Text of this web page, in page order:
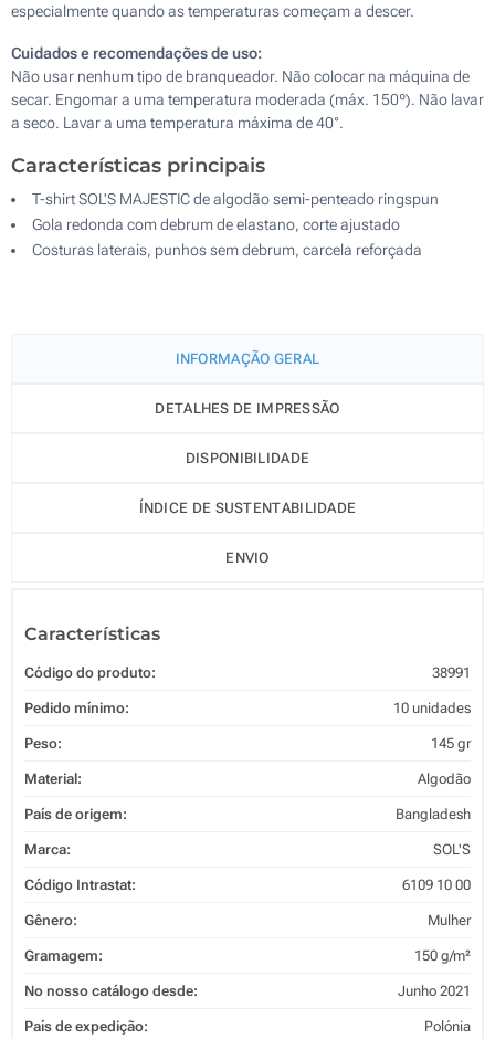
especialmente quando as temperaturas começam a descer.
Cuidados e recomendações de uso:
Não usar nenhum tipo de branqueador. Não colocar na máquina de
secar. Engomar a uma temperatura moderada (máx. 150º). Não lavar
a seco. Lavar a uma temperatura máxima de 40°.
Características principais
T-shirt SOL'S MAJESTIC de algodão semi-penteado ringspun
Gola redonda com debrum de elastano, corte ajustado
Costuras laterais, punhos sem debrum, carcela reforçada
INFORMAÇÃO GERAL
DETALHES DE IMPRESSÃO
DISPONIBILIDADE
ÍNDICE DE SUSTENTABILIDADE
ENVIO
Características
Código do produto: 38991
Pedido mínimo: 10 unidades
Peso: 145 gr
Material: Algodão
País de origem: Bangladesh
Marca: SOL'S
Código Intrastat: 6109 10 00
Gênero: Mulher
Gramagem: 150 g/m²
No nosso catálogo desde: Junho 2021
País de expedição: Polónia